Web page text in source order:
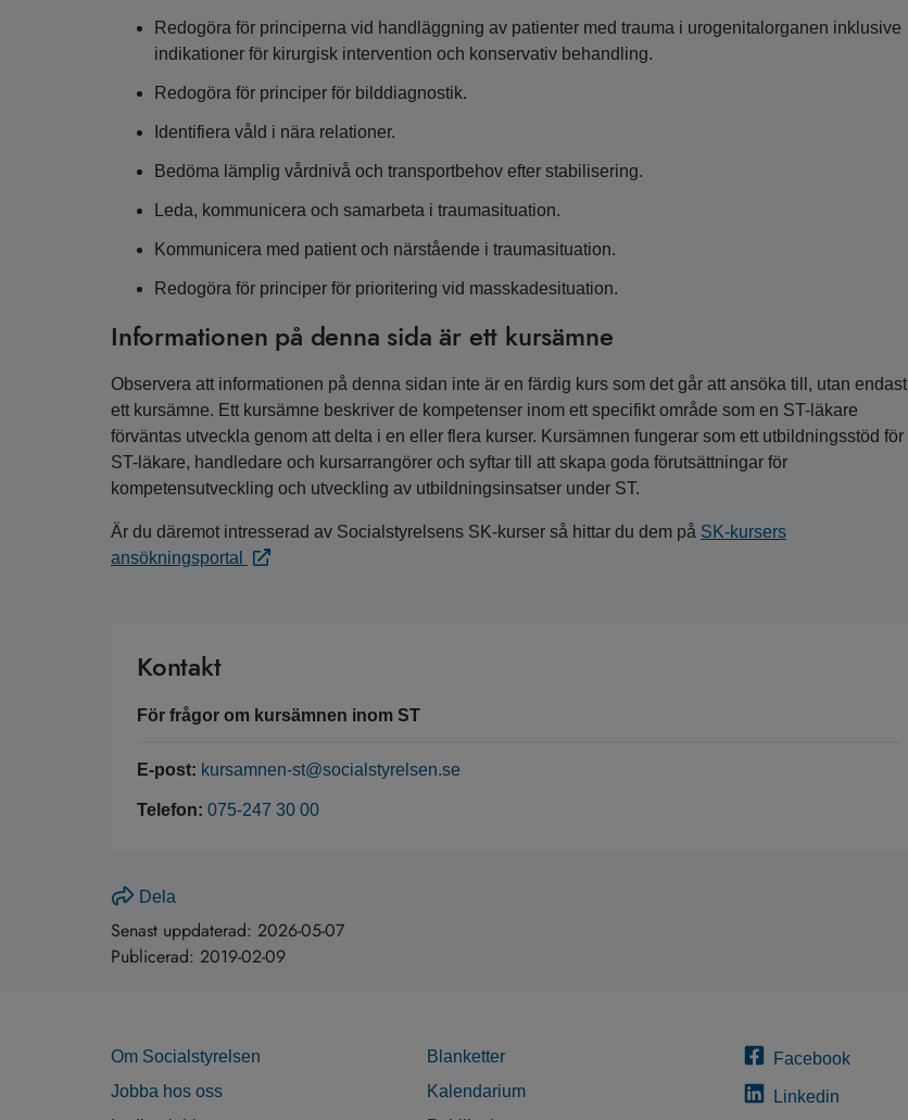
Redogöra för principerna vid handläggning av patienter med trauma i urogenitalorganen inklusive
indikationer för kirurgisk intervention och konservativ behandling.
Redogöra för principer för bilddiagnostik.
Identifiera våld i nära relationer.
Bedöma lämplig vårdnivå och transportbehov efter stabilisering.
Leda, kommunicera och samarbeta i traumasituation.
Kommunicera med patient och närstående i traumasituation.
Redogöra för principer för prioritering vid masskadesituation.
Informationen på denna sida är ett kursämne
Observera att informationen på denna sidan inte är en färdig kurs som det går att ansöka till, utan endast
ett kursämne. Ett kursämne beskriver de kompetenser inom ett specifikt område som en ST-läkare
förväntas utveckla genom att delta i en eller flera kurser. Kursämnen fungerar som ett utbildningsstöd för
ST-läkare, handledare och kursarrangörer och syftar till att skapa goda förutsättningar för
kompetensutveckling och utveckling av utbildningsinsatser under ST.
Är du däremot intresserad av Socialstyrelsens SK-kurser så hittar du dem på SK-kursers
ansökningsportal
Kontakt
För frågor om kursämnen inom ST
E-post: kursamnen-st@socialstyrelsen.se
Telefon: 075-247 30 00
Dela
Senast uppdaterad: 2026-05-07
Publicerad: 2019-02-09
Om Socialstyrelsen
Jobba hos oss
Blanketter
Kalendarium
Facebook
Linkedin